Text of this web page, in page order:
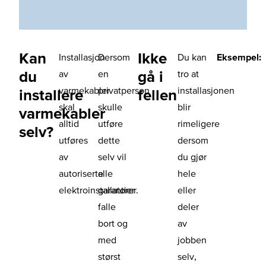
Kan
du
installere
varmekabler
selv?
Installasjon
av
varmekabler
skal
alltid
utføres
av
autoriserte
elektroinstallatører.
Dersom
en
privatperson
skulle
utføre
dette
selv vil
alle
garantier
falle
bort og
med
størst
Ikke
gå i
fellen
Du kan
tro at
installasjonen
blir
rimeligere
dersom
du gjør
hele
eller
deler
av
jobben
selv,
Eksempel: